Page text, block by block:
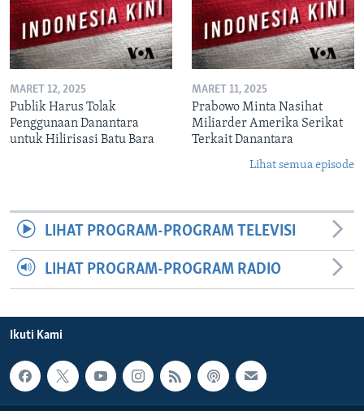
MARET 12, 2025
Publik Harus Tolak
Penggunaan Danantara
untuk Hilirisasi Batu Bara
MARET 11, 2025
Prabowo Minta Nasihat
Miliarder Amerika Serikat
Terkait Danantara
Lihat semua episode
LIHAT PROGRAM-PROGRAM TELEVISI
LIHAT PROGRAM-PROGRAM RADIO
Ikuti Kami